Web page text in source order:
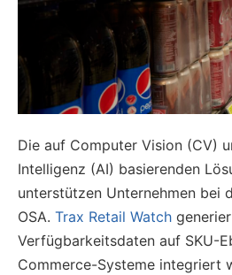
Die auf Computer Vision (CV)
Intelligenz (AI) basierenden
unterstützen Unternehmen bei
OSA. Trax Retail Watch
Verfügbarkeitsdaten auf SKU-
Commerce-Systeme integriert